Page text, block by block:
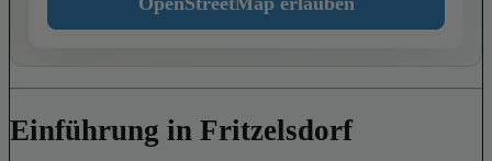
Einführung in Fritzelsdorf